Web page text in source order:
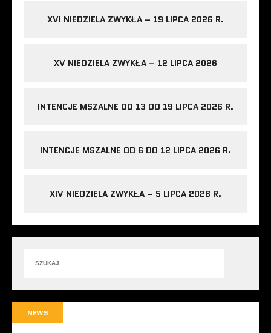
XVI NIEDZIELA ZWYKŁA – 19 LIPCA 2026 R.
XV NIEDZIELA ZWYKŁA – 12 LIPCA 2026
INTENCJE MSZALNE OD 13 DO 19 LIPCA 2026 R.
INTENCJE MSZALNE OD 6 DO 12 LIPCA 2026 R.
XIV NIEDZIELA ZWYKŁA – 5 LIPCA 2026 R.
NEWS